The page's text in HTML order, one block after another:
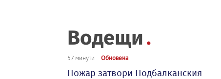
Водещи
57 минути Обновена
Пожар затвори Подбалканския